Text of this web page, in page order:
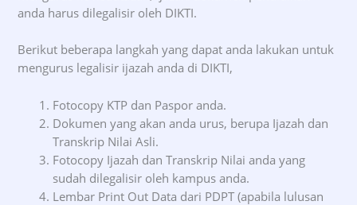
anda harus dilegalisir oleh DIKTI.
Berikut beberapa langkah yang dapat anda lakukan untuk
mengurus legalisir ijazah anda di DIKTI,
Fotocopy KTP dan Paspor anda.
Dokumen yang akan anda urus, berupa Ijazah dan
Transkrip Nilai Asli.
Fotocopy Ijazah dan Transkrip Nilai anda yang
sudah dilegalisir oleh kampus anda.
Lembar Print Out Data dari PDPT (apabila lulusan